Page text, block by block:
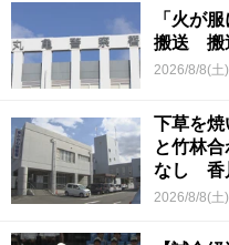
「火が
搬送 搬
2026/8/8(土
下草を
と竹林
なし 香
2026/8/8(土